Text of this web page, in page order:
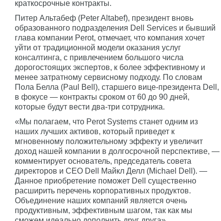
краткосрочные контракты.
Питер Альтабеф (Peter Altabef), президент вновь
образованного подразделения Dell Services и бывший
глава компании Perot, отмечает, что компания хочет
уйти от традиционной модели оказания услуг
консалтинга, с привлечением большого числа
дорогостоящих экспертов, к более эффективному и
менее затратному сервисному подходу. По словам
Пола Белла (Paul Bell), старшего вице-президента Dell,
в фокусе — контракты сроком от 60 до 90 дней,
которые будут вести два-три сотрудника.
«Мы полагаем, что Perot Systems станет одним из
наших лучших активов, который приведет к
мгновенному положительному эффекту и увеличит
доход нашей компании в долгосрочной перспективе, —
комментирует основатель, председатель совета
директоров и CEO Dell Майкл Делл (Michael Dell). —
Данное приобретение поможет Dell существенно
расширить перечень корпоративных продуктов.
Объединение наших компаний является очень
продуктивным, эффективным шагом, так как мы